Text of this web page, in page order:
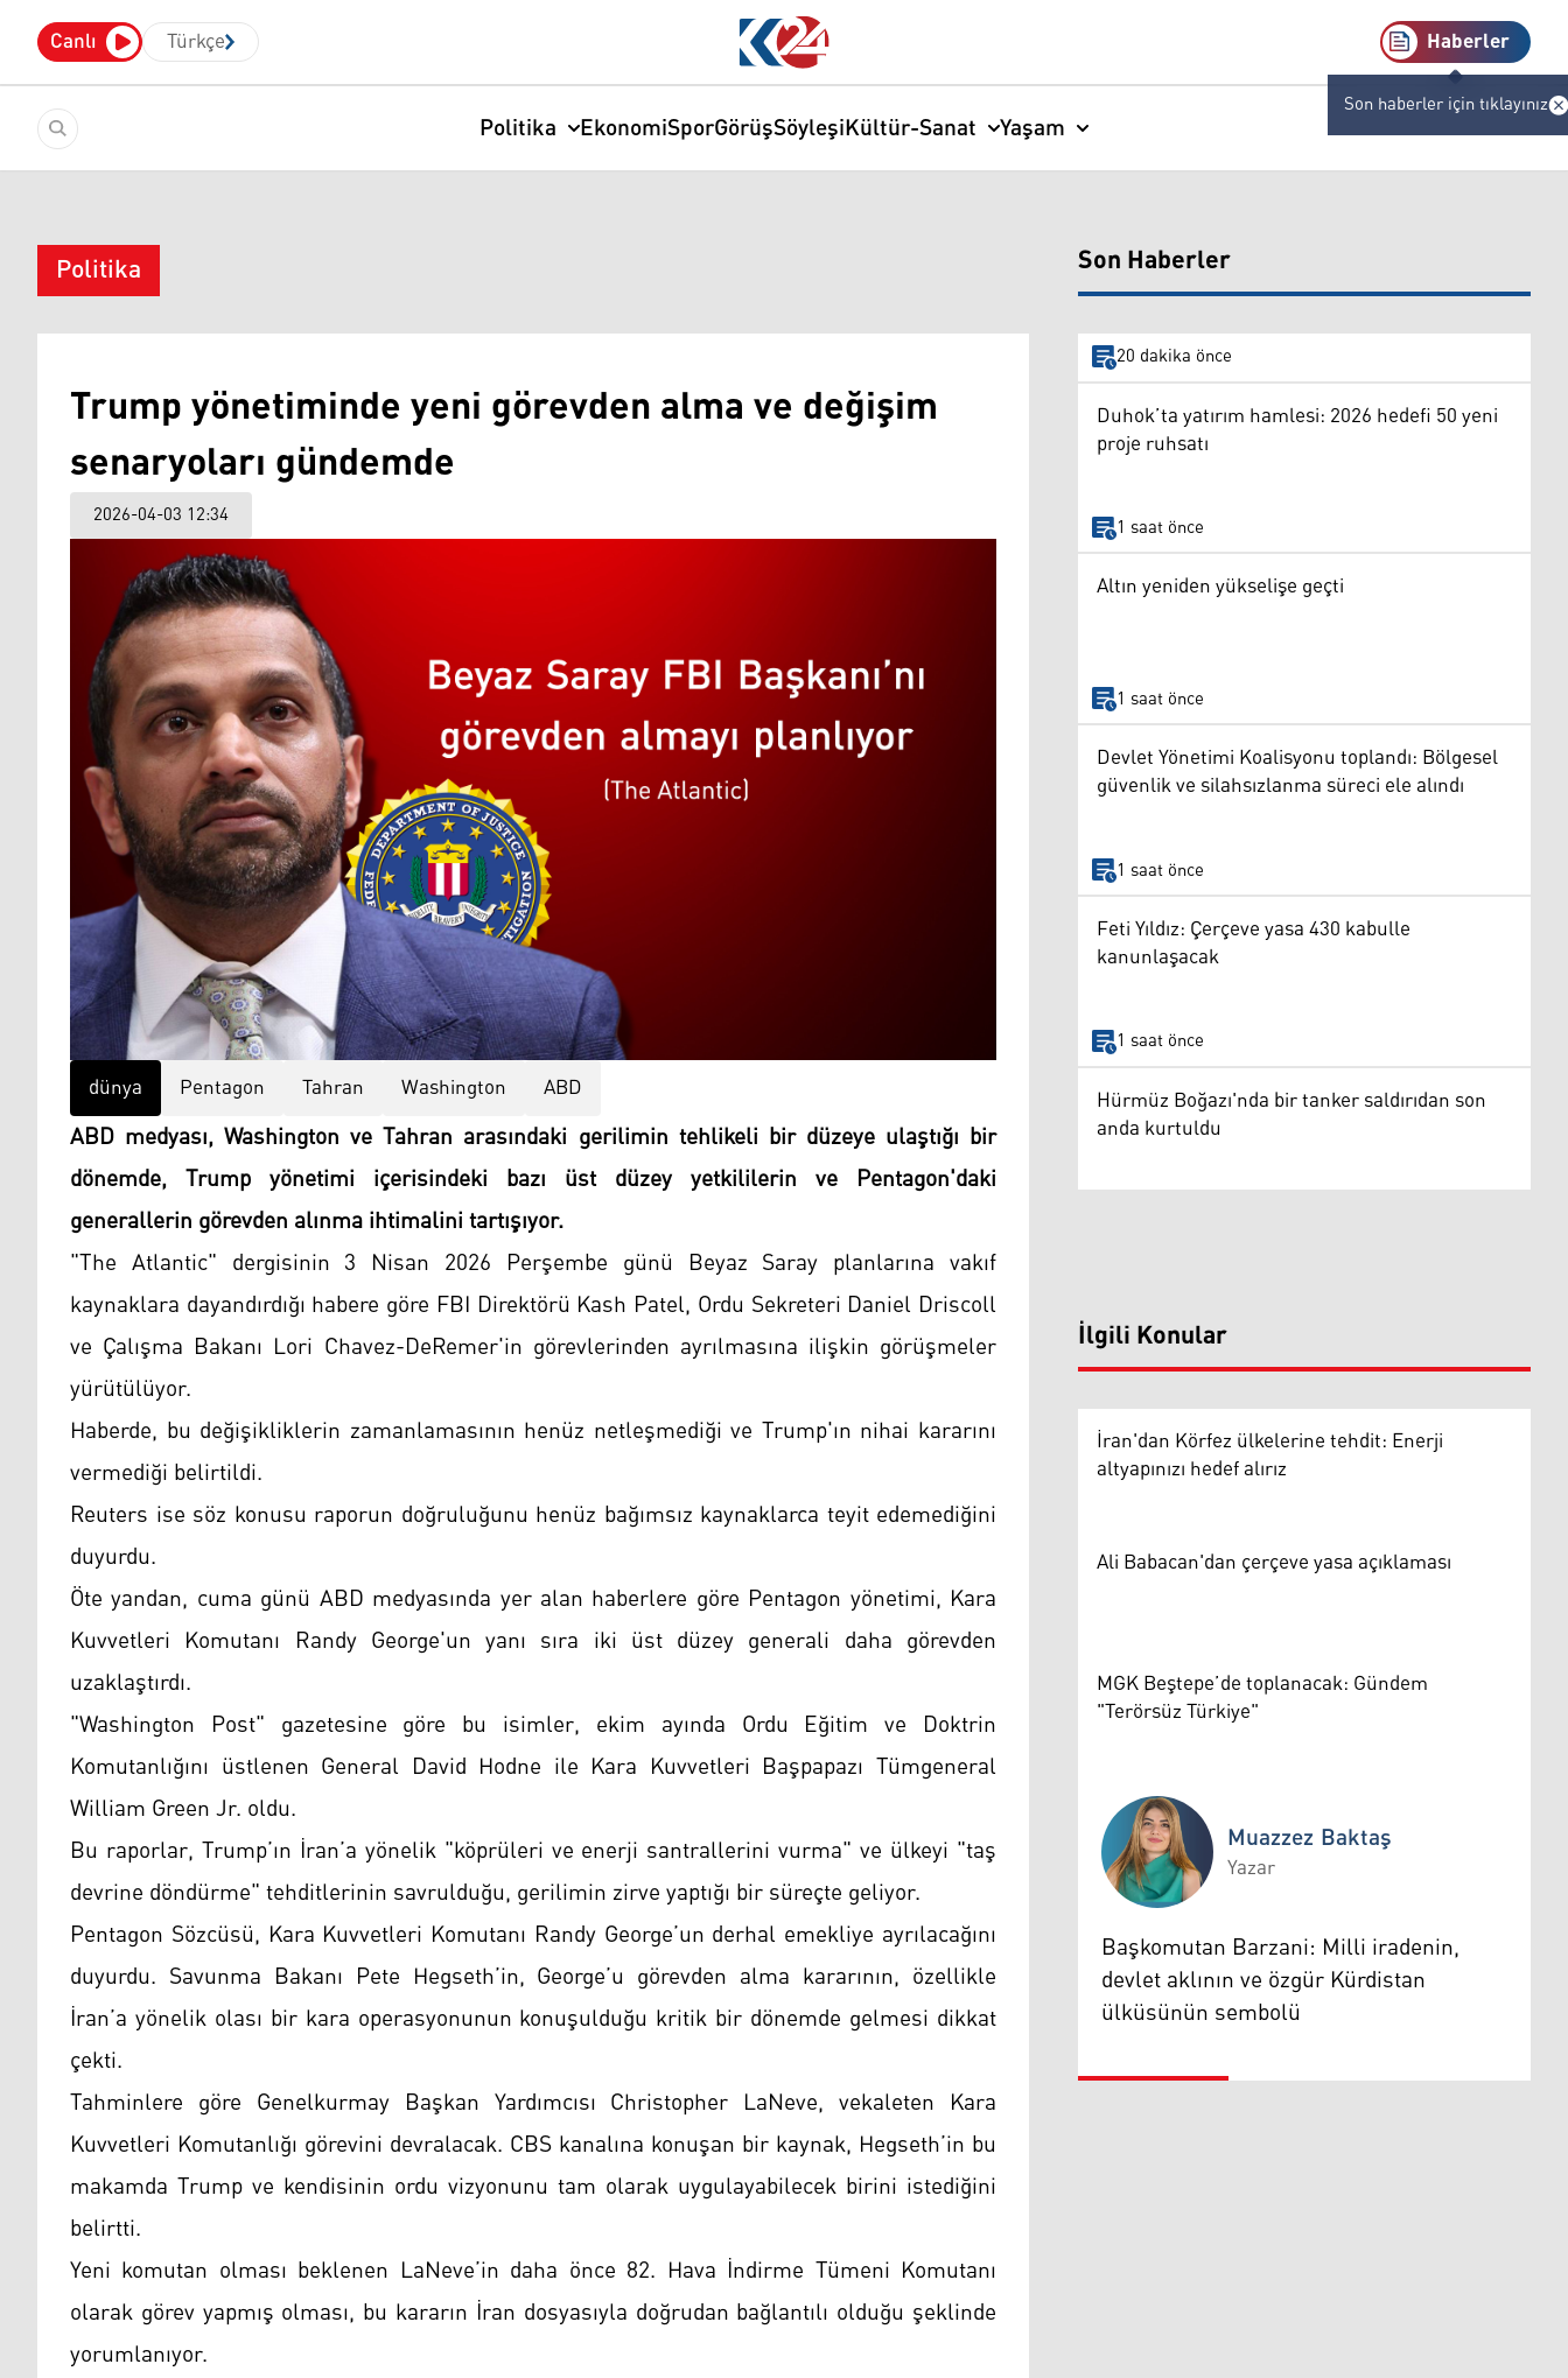
Canlı Türkçe Haberler
Son haberler için tıklayınız
Politika EkonomiSporGörüşSöyleşiKültür-Sanat Yaşam
Politika
Trump yönetiminde yeni görevden alma ve değişim
senaryoları gündemde
2026-04-03 12:34
dünya Pentagon Tahran Washington ABD
ABD medyası, Washington ve Tahran arasındaki gerilimin tehlikeli bir düzeye ulaştığı bir
dönemde, Trump yönetimi içerisindeki bazı üst düzey yetkililerin ve Pentagon'daki
generallerin görevden alınma ihtimalini tartışıyor.
"The Atlantic" dergisinin 3 Nisan 2026 Perşembe günü Beyaz Saray planlarına vakıf
kaynaklara dayandırdığı habere göre FBI Direktörü Kash Patel, Ordu Sekreteri Daniel Driscoll
ve Çalışma Bakanı Lori Chavez-DeRemer'in görevlerinden ayrılmasına ilişkin görüşmeler
yürütülüyor.
Haberde, bu değişikliklerin zamanlamasının henüz netleşmediği ve Trump'ın nihai kararını
vermediği belirtildi.
Reuters ise söz konusu raporun doğruluğunu henüz bağımsız kaynaklarca teyit edemediğini
duyurdu.
Öte yandan, cuma günü ABD medyasında yer alan haberlere göre Pentagon yönetimi, Kara
Kuvvetleri Komutanı Randy George'un yanı sıra iki üst düzey generali daha görevden
uzaklaştırdı.
"Washington Post" gazetesine göre bu isimler, ekim ayında Ordu Eğitim ve Doktrin
Komutanlığını üstlenen General David Hodne ile Kara Kuvvetleri Başpapazı Tümgeneral
William Green Jr. oldu.
Bu raporlar, Trump’ın İran’a yönelik "köprüleri ve enerji santrallerini vurma" ve ülkeyi "taş
devrine döndürme" tehditlerinin savrulduğu, gerilimin zirve yaptığı bir süreçte geliyor.
Pentagon Sözcüsü, Kara Kuvvetleri Komutanı Randy George’un derhal emekliye ayrılacağını
duyurdu. Savunma Bakanı Pete Hegseth’in, George’u görevden alma kararının, özellikle
İran’a yönelik olası bir kara operasyonunun konuşulduğu kritik bir dönemde gelmesi dikkat
çekti.
Tahminlere göre Genelkurmay Başkan Yardımcısı Christopher LaNeve, vekaleten Kara
Kuvvetleri Komutanlığı görevini devralacak. CBS kanalına konuşan bir kaynak, Hegseth’in bu
makamda Trump ve kendisinin ordu vizyonunu tam olarak uygulayabilecek birini istediğini
belirtti.
Yeni komutan olması beklenen LaNeve’in daha önce 82. Hava İndirme Tümeni Komutanı
olarak görev yapmış olması, bu kararın İran dosyasıyla doğrudan bağlantılı olduğu şeklinde
yorumlanıyor.
Son Haberler
20 dakika önce
Duhok’ta yatırım hamlesi: 2026 hedefi 50 yeni
proje ruhsatı
1 saat önce
Altın yeniden yükselişe geçti
1 saat önce
Devlet Yönetimi Koalisyonu toplandı: Bölgesel
güvenlik ve silahsızlanma süreci ele alındı
1 saat önce
Feti Yıldız: Çerçeve yasa 430 kabulle
kanunlaşacak
1 saat önce
Hürmüz Boğazı'nda bir tanker saldırıdan son
anda kurtuldu
İlgili Konular
İran'dan Körfez ülkelerine tehdit: Enerji
altyapınızı hedef alırız
Ali Babacan'dan çerçeve yasa açıklaması
MGK Beştepe’de toplanacak: Gündem
"Terörsüz Türkiye"
Muazzez Baktaş
Muazzez Baktaş
Yazar
Başkomutan Barzani: Milli iradenin,
devlet aklının ve özgür Kürdistan
ülküsünün sembolü